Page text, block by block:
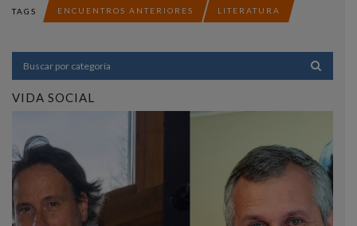
TAGS ENCUENTROS ANTERIORES LITERATURA
VIDA SOCIAL